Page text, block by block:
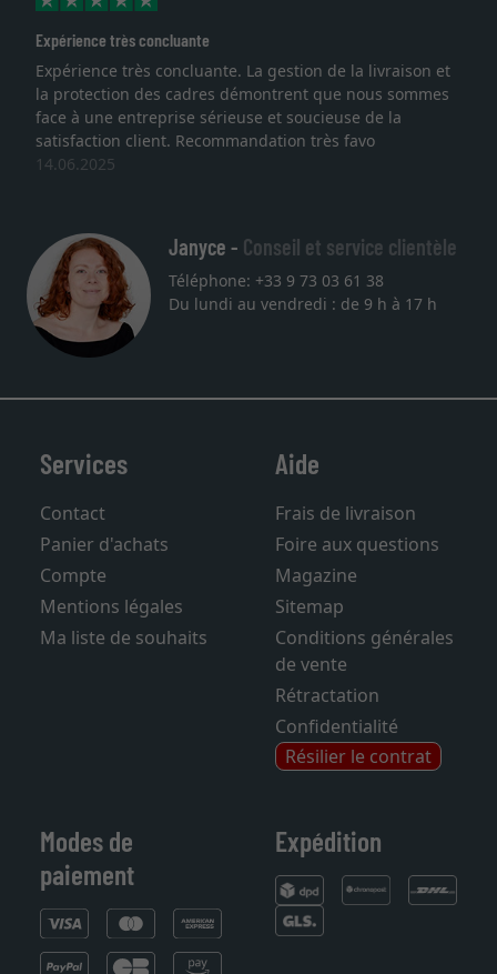
très concluante
très concluante. La gestion de la livraison et
protection des cadres démontrent que nous sommes
à une entreprise sérieuse et soucieuse de la
client. Recommandation très favo
Janyce - Conseil et service clientèle
Téléphone: +33 9 73 03 61 38
Services
Contact
Panier d'achats
Compte
Mentions légales
Aide
Frais de livraison
Foire aux questions
Magazine
Sitemap
Conditions générales
de vente
Rétractation
Confidentialité
Résilier le contrat
Modes de
paiement
Expédition